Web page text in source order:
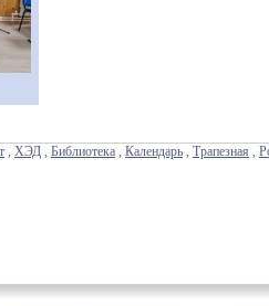
, ХЭД , Библиотека , Календарь , Трапезная ,